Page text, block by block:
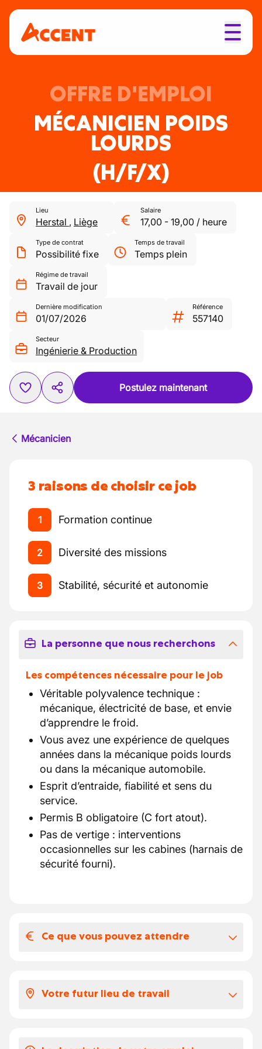
OFFRE D'EMPLOI
MÉCANICIEN POIDS
LOURDS
(H/F/X)
Lieu
Herstal , Liège
Salaire
17,00 - 19,00 / heure
Type de contrat
Possibilité fixe
Temps de travail
Temps plein
Régime de travail
Travail de jour
Dernière modification
01/07/2026
Référence
557140
Secteur
Ingénierie & Production
Postulez maintenant
Mécanicien
3 raisons de choisir ce job
1 Formation continue
2 Diversité des missions
3 Stabilité, sécurité et autonomie
La personne que nous recherchons
Les compétences nécessaire pour le job
Véritable polyvalence technique :
mécanique, électricité de base, et envie
d’apprendre le froid.
Vous avez une expérience de quelques
années dans la mécanique poids lourds
ou dans la mécanique automobile.
Esprit d’entraide, fiabilité et sens du
service.
Permis B obligatoire (C fort atout).
Pas de vertige : interventions
occasionnelles sur les cabines (harnais de
sécurité fourni).
Ce que vous pouvez attendre
Selon votre expérience:
Votre futur lieu de travail